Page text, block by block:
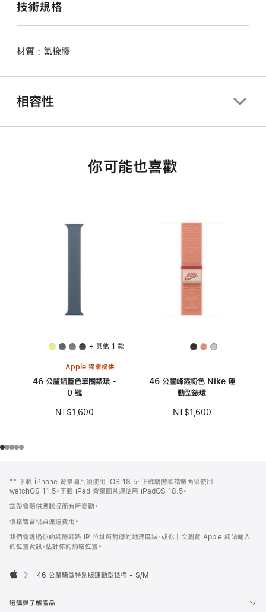
技術規格
材質 : 氟橡膠
相容性
你可能也喜歡
+ 其他 1 款
Apple 獨家提供
46 公釐錨藍色單圈錶環 -
0 號
NT$1,600
46 公釐峰霞粉色 Nike 運
動型錶環
NT$1,600
腳
** 下載 iPhone 背景圖片須使用 iOS 18.5。下載驕傲和諧錶面須使用
watchOS 11.5。下載 iPad 背景圖片須使用 iPadOS 18.5。
錶帶會隨供應狀況而有所變動。
價格皆含稅與運送費用。
我們會透過你的網際網路 IP 位址所對應的地理區域，或你上次瀏覽 Apple 網站輸入
的位置資訊，估計你的約略位置。
46 公釐驕傲特別版運動型錶帶 - S/M
選購與了解產品